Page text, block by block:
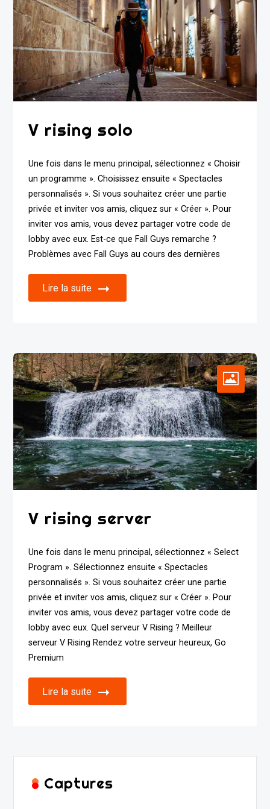
V rising solo
Une fois dans le menu principal, sélectionnez « Choisir
un programme ». Choisissez ensuite « Spectacles
personnalisés ». Si vous souhaitez créer une partie
privée et inviter vos amis, cliquez sur « Créer ». Pour
inviter vos amis, vous devez partager votre code de
lobby avec eux. Est-ce que Fall Guys remarche ?
Problèmes avec Fall Guys au cours des dernières
Lire la suite
V rising server
Une fois dans le menu principal, sélectionnez « Select
Program ». Sélectionnez ensuite « Spectacles
personnalisés ». Si vous souhaitez créer une partie
privée et inviter vos amis, cliquez sur « Créer ». Pour
inviter vos amis, vous devez partager votre code de
lobby avec eux. Quel serveur V Rising ? Meilleur
serveur V Rising Rendez votre serveur heureux, Go
Premium
Lire la suite
Captures